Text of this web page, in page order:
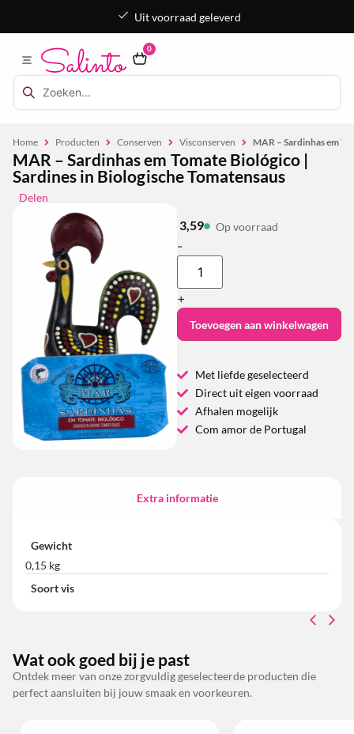
Uit voorraad geleverd
0
Home Producten Conserven Visconserven MAR – Sardinhas em
MAR – Sardinhas em Tomate Biológico |
Sardines in Biologische Tomatensaus
Delen
3,59 Op voorraad
-
+
Toevoegen aan winkelwagen
Met liefde geselecteerd
Direct uit eigen voorraad
Afhalen mogelijk
Com amor de Portugal
Extra informatie
Gewicht
0,15 kg
Soort vis
Wat ook goed bij je past
Ontdek meer van onze zorgvuldig geselecteerde producten die
perfect aansluiten bij jouw smaak en voorkeuren.